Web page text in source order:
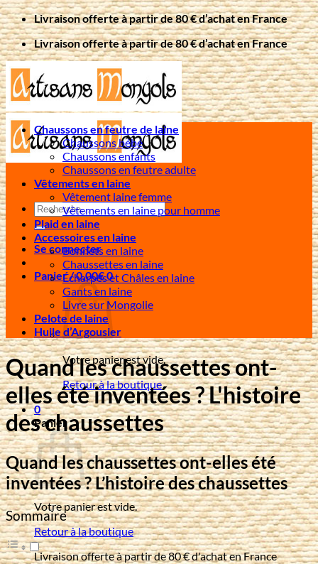
Passer
au
contenu
Livraison offerte à partir de 80 € d’achat en France
Livraison offerte à partir de 80 € d’achat en France
Recherche
pour :
Se connecter
Panier /0,00€0
Votre panier est vide.
Retour à la boutique
0
Panier
Votre panier est vide.
Retour à la boutique
Livraison offerte à partir de 80 € d'achat en France
Chaussons en feutre de laine
Chaussons bébé
Chaussons enfants
Chaussons en feutre adulte
Vêtements en laine
Vêtement laine femme
Vêtements en laine pour homme
Plaid en laine
Accessoires en laine
Bonnets en laine
Chaussettes en laine
Écharpes et Châles en laine
Gants en laine
Livre sur Mongolie
Pelote de laine
Huile d’Argousier
Quand les chaussettes ont-
elles été inventées ? L'histoire
des chaussettes
Quand les chaussettes ont-elles été
inventées ? L’histoire des chaussettes
Sommaire